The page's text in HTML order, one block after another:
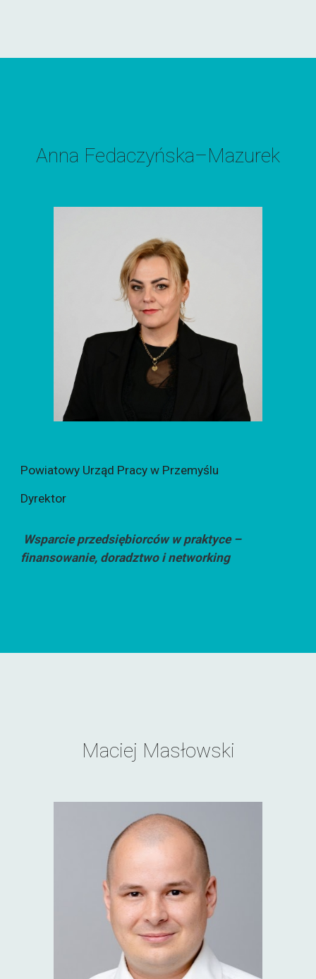
Anna Fedaczyńska–Mazurek
Powiatowy Urząd Pracy w Przemyślu
Dyrektor
Wsparcie przedsiębiorców w praktyce –
finansowanie, doradztwo i networking
Maciej Masłowski